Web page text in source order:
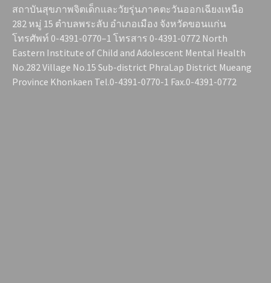
สถาบันสุขภาพจิตเด็กและวัยรุ่นภาคตะวันออกเฉียงเหนือ
282 หมู่ 15 ตำบลพระลับ อำเภอเมือง จังหวัดขอนแก่น
โทรศัพท์ 0-4391-0770–1 โทรสาร 0-4391-0772 North
Eastern Institute of Child and Adolescent Mental Health
No.282 Village No.15 Sub-district PhraLap District Mueang
Province Khonkaen Tel.0-4391-0770-1 Fax.0-4391-0772